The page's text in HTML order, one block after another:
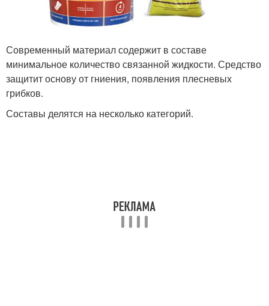
Современный материал содержит в составе
минимальное количество связанной жидкости. Средство
защитит основу от гниения, появления плесневых
грибков.
Составы делятся на несколько категорий.